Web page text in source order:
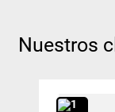
Nuestros